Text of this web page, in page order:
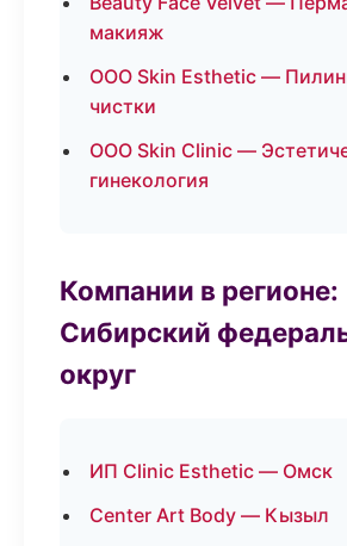
макияж
ООО Skin Esthetic —
чистки
ООО Skin Clinic —
гинекология
Компании в регионе:
Сибирский
округ
ИП Clinic Esthetic — Омск
Center Art Body — Кызыл